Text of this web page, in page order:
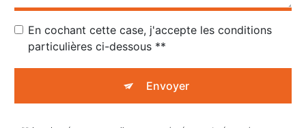
En cochant cette case, j'accepte les conditions
particulières ci-dessous **
Envoyer